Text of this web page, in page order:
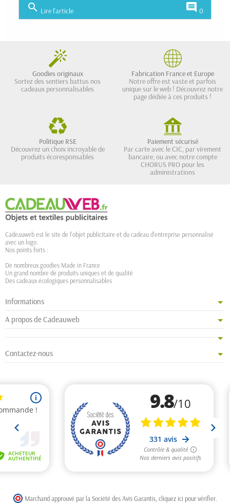
search Lire l'article comment 0
Goodies originaux
Sortez des sentiers battus nos
cadeaux personnalisables
Fabrication France et Europe
Notre offre est vaste et parfois
unique sur le web ! Découvrez notre
page dédiée à ces produits !
Politique RSE
Découvrez un choix incroyable de
produits écoresponsables
Paiement sécurisé
Par carte avec le CIC, par virement
bancaire, ou avec notre compte
CHORUS PRO pour les
administrations
Cadeauweb est le site de l'objet publicitaire et du cadeau d'entreprise personnalisé
avec un logo.
Nos points forts :
De nombreux goodies Made in France
Un grand nombre de produits uniques et de qualité
Des cadeaux écologiques personnalisables
Informations
A propos de Cadeauweb
Contactez-nous
Marchand approuvé par la Société des Avis Garantis, cliquez ici pour vérifier